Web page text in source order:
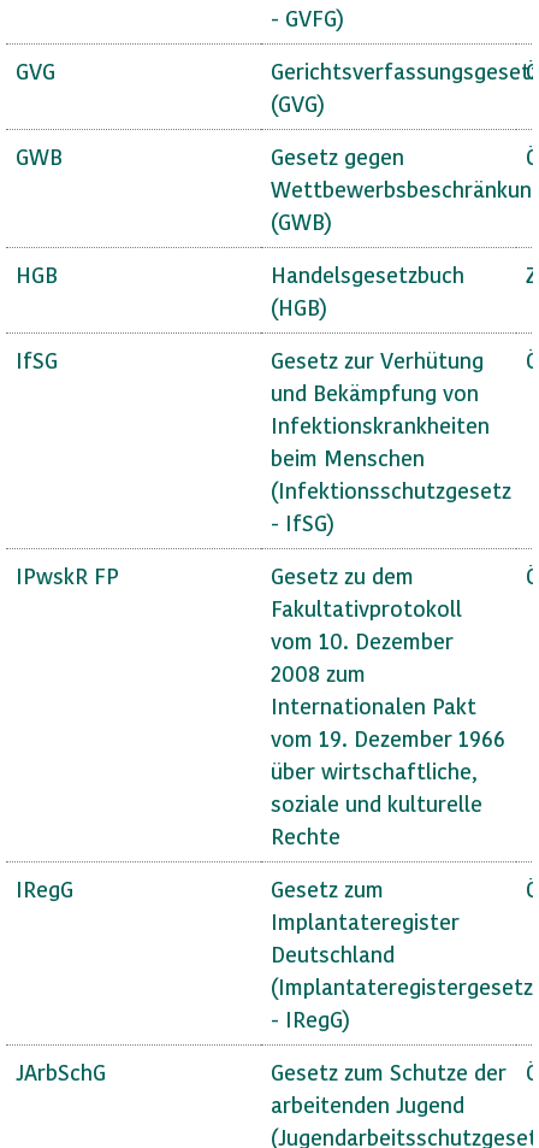
- GVFG)
GVG
Gerichtsverfassungsgesetz
(GVG)
GWB
Gesetz gegen
(GWB)
HGB
Handelsgesetzbuch
(HGB)
IfSG
Gesetz zur Verhütung
und Bekämpfung von
Infektionskrankheiten
beim Menschen
(Infektionsschutzgesetz
- IfSG)
IPwskR FP
Gesetz zu dem
Fakultativprotokoll
vom 10. Dezember
2008 zum
Internationalen Pakt
vom 19. Dezember 1966
über wirtschaftliche,
soziale und kulturelle
Rechte
IRegG
Gesetz zum
Implantateregister
Deutschland
(Implantateregistergesetz
- IRegG)
JArbSchG
Gesetz zum Schutze der
arbeitenden Jugend